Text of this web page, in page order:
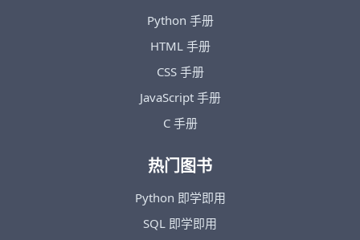
Python 手册
HTML 手册
CSS 手册
JavaScript 手册
C 手册
热门图书
Python 即学即用
SQL 即学即用